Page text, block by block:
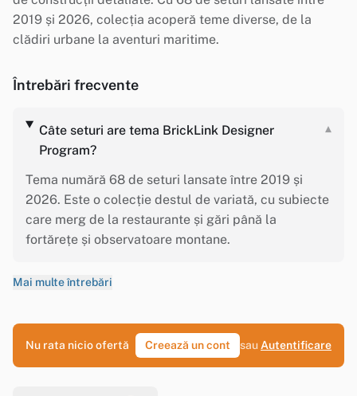
2019 și 2026, colecția acoperă teme diverse, de la
clădiri urbane la aventuri maritime.
Întrebări frecvente
Câte seturi are tema BrickLink Designer
Program?
▾
Tema numără 68 de seturi lansate între 2019 și
2026. Este o colecție destul de variată, cu subiecte
care merg de la restaurante și gări până la
fortărețe și observatoare montane.
Mai multe întrebări
Nu rata nicio ofertă Creează un cont sau Autentificare